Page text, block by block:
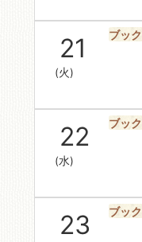
21
(火)
ブッ
22
(水)
ブッ
23 ブッ